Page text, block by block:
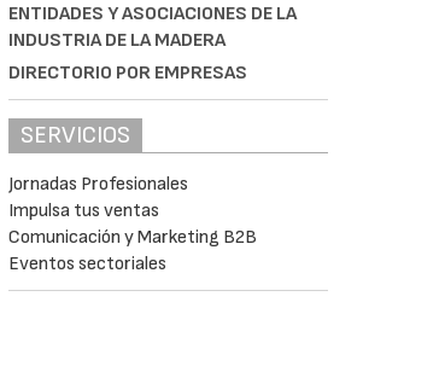
ENTIDADES Y ASOCIACIONES DE LA
INDUSTRIA DE LA MADERA
DIRECTORIO POR EMPRESAS
SERVICIOS
Jornadas Profesionales
Impulsa tus ventas
Comunicación y Marketing B2B
Eventos sectoriales